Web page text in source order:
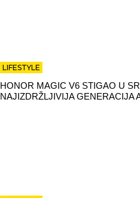
LIFESTYLE
HONOR MAGIC V6 STIGAO U
NAJIZDRŽLJIVIJA GENERACIJA